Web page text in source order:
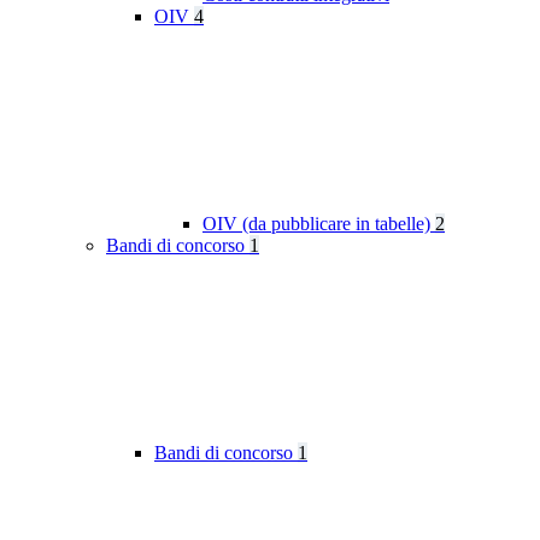
OIV 4
OIV (da pubblicare in tabelle) 2
Bandi di concorso 1
Bandi di concorso 1